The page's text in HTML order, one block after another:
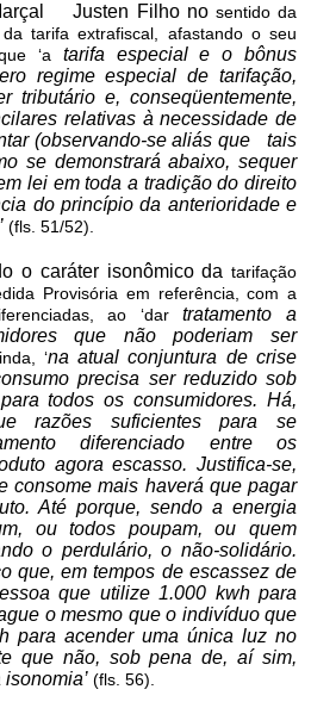
Justen Filho no sentido da
tarifa extrafiscal, afastando o seu
‘a tarifa especial e o bônus
regime especial de tarifação,
tributário e, conseqüentemente,
relativas à necessidade de
(observando-se aliás que tais
se demonstrará abaixo, sequer
lei em toda a tradição do direito
do princípio da anterioridadee
(fls. 51/52).
o caráter isonômico da tarifação
Provisória em referência, com a
ao ‘dartratamento a
que não poderiam ser
‘na atual conjuntura de crise
precisa ser reduzido sob
todos os consumidores. Há,
razões suficientes para se
diferenciado entre os
agora escasso. Justifica-se,
consome mais haverá que pagar
Até porque, sendo a energia
ou todos poupam, ou quem
o perdulário, o não-solidário.
que, em tempos de escassez de
que utilize 1.000 kwh para
o mesmo que o indivíduo que
para acender uma única luz no
que não, sob pena de, aí sim,
(fls. 56).